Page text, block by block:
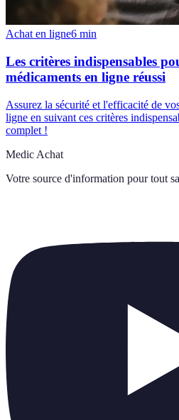
Achat en ligne6 min
Les critères indispensables
médicaments en ligne réussi
Assurez la sécurité et l'efficacité de
ligne en suivant ces critères
complet !
Medic Achat
Votre source d'information pour tout